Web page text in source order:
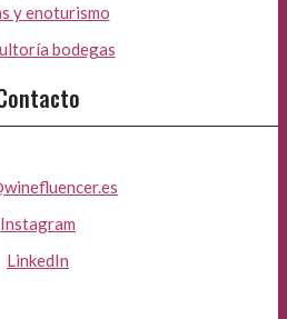
y enoturismo
bodegas
Instagram
LinkedIn